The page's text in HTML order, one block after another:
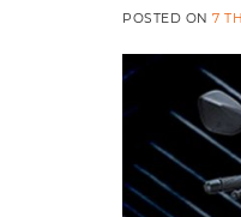
POSTED ON7